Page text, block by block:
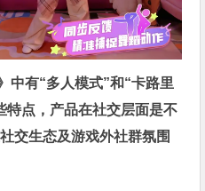
中有“多人模式”和“卡路里
特点，产品在社交层面是不
交生态及游戏外社群氛围